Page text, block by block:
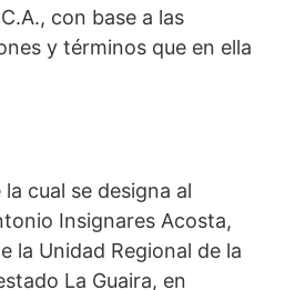
con base a las
y términos que en ella
cual se designa al
Insignares Acosta,
la Unidad Regional de la
La Guaira, en